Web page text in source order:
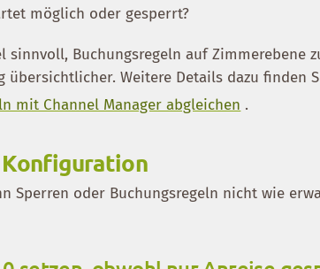
möglich oder gesperrt?
sinnvoll, Buchungsregeln auf Zimmerebene
übersichtlicher. Weitere Details dazu finden
mit Channel Manager abgleichen .
Konfiguration
Sperren oder Buchungsregeln nicht wie